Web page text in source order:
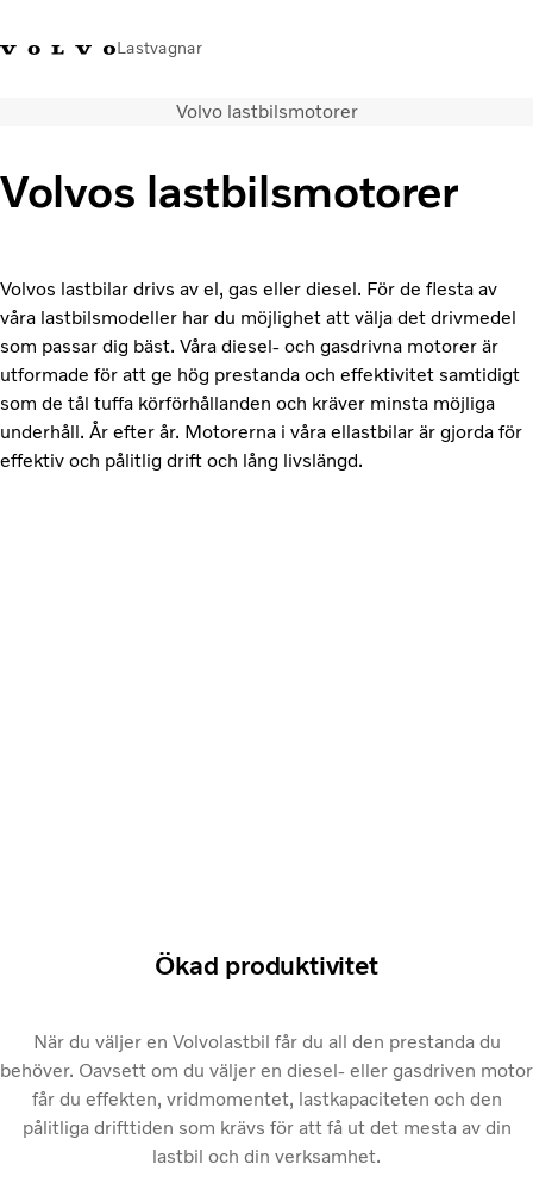
Lastvagnar
FacebookVolvo Trucks MerchandiseLogga in
Lastbilar
Nyheter
Om oss
Kontakta oss
Volvo lastbilsmotorer
Volvos lastbilsmotorer
Volvos lastbilar drivs av el, gas eller diesel. För de flesta av
våra lastbilsmodeller har du möjlighet att välja det drivmedel
som passar dig bäst. Våra diesel- och gasdrivna motorer är
utformade för att ge hög prestanda och effektivitet samtidigt
som de tål tuffa körförhållanden och kräver minsta möjliga
underhåll. År efter år. Motorerna i våra ellastbilar är gjorda för
effektiv och pålitlig drift och lång livslängd.
Ökad produktivitet
När du väljer en Volvolastbil får du all den prestanda du
behöver. Oavsett om du väljer en diesel- eller gasdriven motor
får du effekten, vridmomentet, lastkapaciteten och den
pålitliga drifttiden som krävs för att få ut det mesta av din
lastbil och din verksamhet.